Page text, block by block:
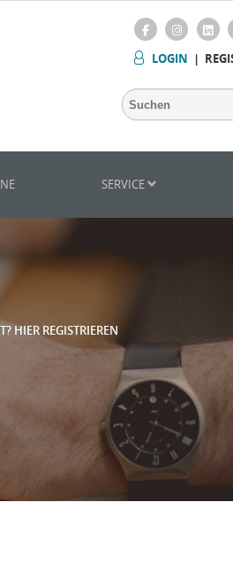
LOGIN |
SERVICE
HIER REGISTRIEREN